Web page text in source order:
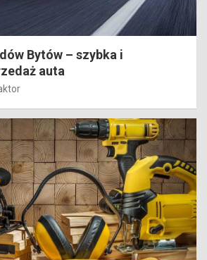
Bytów – szybka i
auta